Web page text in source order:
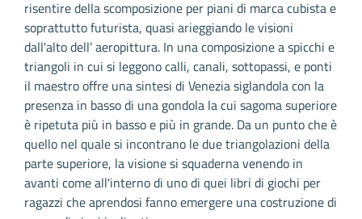
risentire della scomposizione per piani di marca cubista e
soprattutto futurista, quasi arieggiando le visioni
dall'alto dell’ aeropittura. In una composizione a spicchi e
triangoli in cui si leggono calli, canali, sottopassi, e ponti
il maestro offre una sintesi di Venezia siglandola con la
presenza in basso di una gondola la cui sagoma superiore
è ripetuta più in basso e più in grande. Da un punto che è
quello nel quale si incontrano le due triangolazioni della
parte superiore, la visione si squaderna venendo in
avanti come all'interno di uno di quei libri di giochi per
ragazzi che aprendosi fanno emergere una costruzione di